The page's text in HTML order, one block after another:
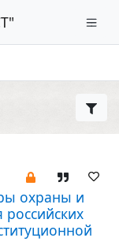
охраны и